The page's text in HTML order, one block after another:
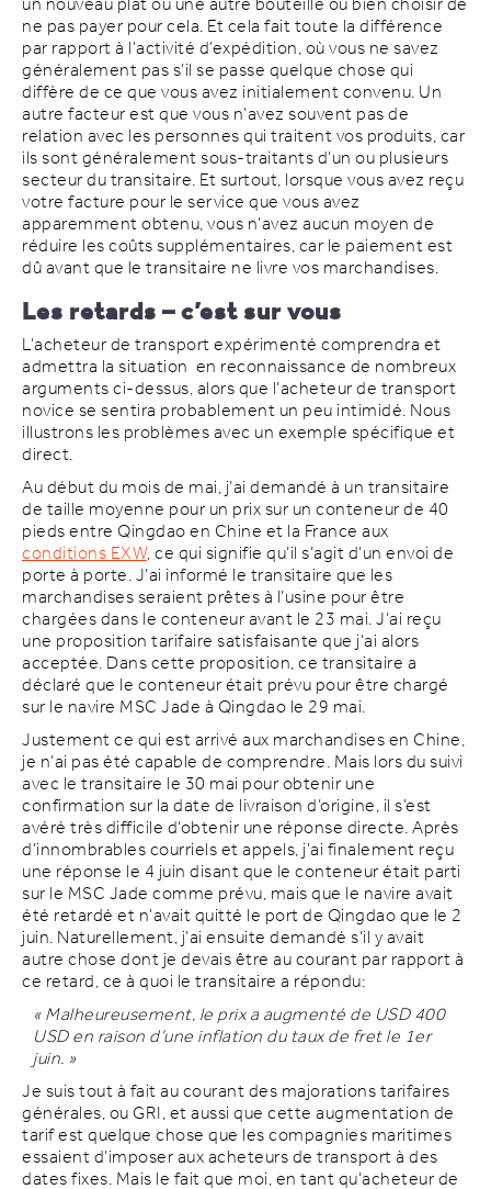
ne pas payer pour cela. Et cela fait toute la différence
par rapport à l’activité d’expédition, où vous ne savez
généralement pas s’il se passe quelque chose qui
diffère de ce que vous avez initialement convenu. Un
autre facteur est que vous n’avez souvent pas de
relation avec les personnes qui traitent vos produits, car
ils sont généralement sous-traitants d’un ou plusieurs
secteur du transitaire. Et surtout, lorsque vous avez reçu
votre facture pour le service que vous avez
apparemment obtenu, vous n’avez aucun moyen de
réduire les coûts supplémentaires, car le paiement est
dû avant que le transitaire ne livre vos marchandises.
Les retards – c’est sur vous
L’acheteur de transport expérimenté comprendra et
admettra la situation en reconnaissance de nombreux
arguments ci-dessus, alors que l’acheteur de transport
novice se sentira probablement un peu intimidé. Nous
illustrons les problèmes avec un exemple spécifique et
direct.
Au début du mois de mai, j’ai demandé à un transitaire
de taille moyenne pour un prix sur un conteneur de 40
pieds entre Qingdao en Chine et la France aux
conditions EXW, ce qui signifie qu’il s’agit d’un envoi de
porte à porte. J’ai informé le transitaire que les
marchandises seraient prêtes à l’usine pour être
chargées dans le conteneur avant le 23 mai. J’ai reçu
une proposition tarifaire satisfaisante que j’ai alors
acceptée. Dans cette proposition, ce transitaire a
déclaré que le conteneur était prévu pour être chargé
sur le navire MSC Jade à Qingdao le 29 mai.
Justement ce qui est arrivé aux marchandises en Chine,
je n’ai pas été capable de comprendre. Mais lors du suivi
avec le transitaire le 30 mai pour obtenir une
confirmation sur la date de livraison d’origine, il s’est
avéré très difficile d’obtenir une réponse directe. Après
d’innombrables courriels et appels, j’ai finalement reçu
une réponse le 4 juin disant que le conteneur était parti
sur le MSC Jade comme prévu, mais que le navire avait
été retardé et n’avait quitté le port de Qingdao que le 2
juin. Naturellement, j’ai ensuite demandé s’il y avait
autre chose dont je devais être au courant par rapport à
ce retard, ce à quoi le transitaire a répondu:
« Malheureusement, le prix a augmenté de USD 400
USD en raison d’une inflation du taux de fret le 1er
juin. »
Je suis tout à fait au courant des majorations tarifaires
générales, ouGRI, et aussi que cette augmentation de
tarif est quelque chose que les compagnies maritimes
essaient d’imposer aux acheteurs de transport à des
dates fixes. Mais le fait que moi, en tant qu’acheteur de